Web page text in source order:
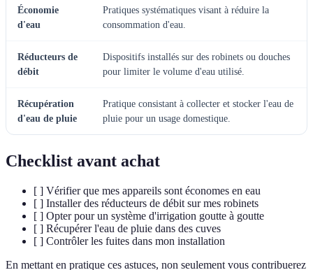
Économie
d'eau
Pratiques systématiques visant à réduire la
consommation d'eau.
Réducteurs de
débit
Dispositifs installés sur des robinets ou douches
pour limiter le volume d'eau utilisé.
Récupération
d'eau de pluie
Pratique consistant à collecter et stocker l'eau de
pluie pour un usage domestique.
Checklist avant achat
[ ] Vérifier que mes appareils sont économes en eau
[ ] Installer des réducteurs de débit sur mes robinets
[ ] Opter pour un système d'irrigation goutte à goutte
[ ] Récupérer l'eau de pluie dans des cuves
[ ] Contrôler les fuites dans mon installation
En mettant en pratique ces astuces, non seulement vous contribuerez